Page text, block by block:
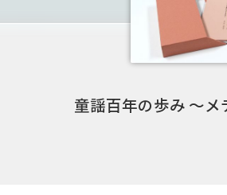
童謡百年の歩み 〜